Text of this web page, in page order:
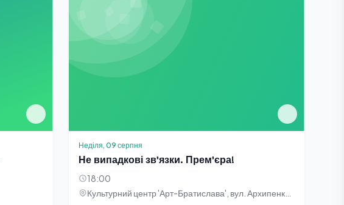
Неділя, 09 серпня
Не випадкові зв'язки. Прем'єра!
18:00
Культурний центр 'Арт-Братислава', вул. Архипенка, 5